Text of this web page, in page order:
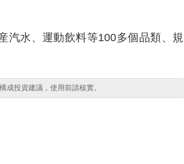
汽水、運動飲料等100多個品類、規
成投資建議，使用前請核實。